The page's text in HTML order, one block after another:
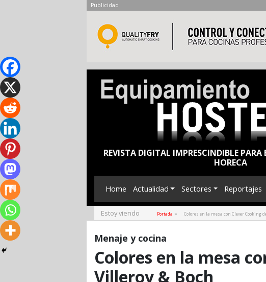
Publicidad
REVISTA DIGITAL IMPRESCINDIBLE
HORECA
Home Actualidad Sectores Reportajes
Estoy viendo Portada » Colores en la mesa con Clever Cooking
Menaje y cocina
Colores en la mesa
Villeroy & Boch